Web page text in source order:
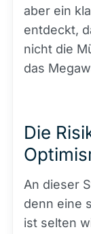
aber ein
entdeckt,
nicht die
das
Die
An dieser
denn eine
ist selten